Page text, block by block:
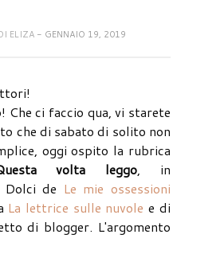
ELIZA - GENNAIO 19, 2019
Che ci faccio qua, vi starete
che di sabato di solito non
oggi ospito la rubrica
volta leggo, in
Dolci de Le mie ossessioni
La lettrice sulle nuvole e di
di blogger. L'argomento